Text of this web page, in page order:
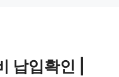
납입확인 |